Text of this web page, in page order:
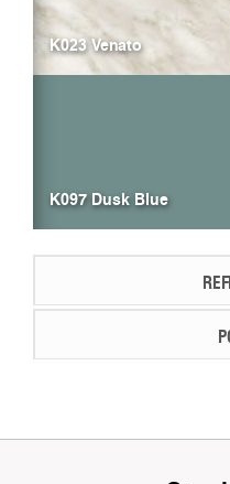
K023 Venato
K097 Dusk Blue